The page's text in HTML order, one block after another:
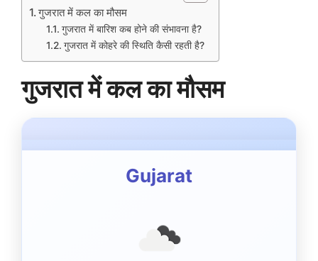
गुजरात में कल का मौसम
गुजरात में बारिश कब होने की संभावना है?
गुजरात में कोहरे की स्थिति कैसी रहती है?
गुजरात में कल का मौसम
Gujarat